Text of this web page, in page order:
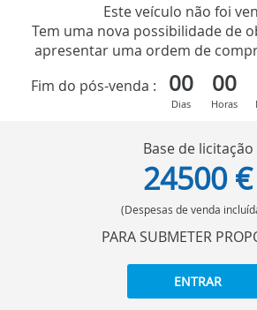
Este veículo não foi
Tem uma nova possibilidade de
apresentar uma ordem de
Fim do pós-venda :
00
Dias
00
Horas
Base de licitação
24500 €
(Despesas de venda
PARA SUBMETER
ENTRAR